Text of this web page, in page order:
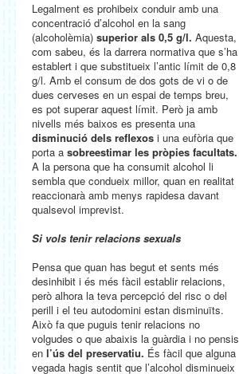
Legalment es prohibeix conduir amb una
concentració d’alcohol en la sang
(alcoholèmia) superior als 0,5 g/l. Aquesta,
com sabeu, és la darrera normativa que s’ha
establert i que substitueix l’antic límit de 0,8
g/l. Amb el consum de dos gots de vi o de
dues cerveses en un espai de temps breu,
es pot superar aquest límit. Però ja amb
nivells més baixos es presenta una
disminució dels reflexos i una eufòria que
porta a sobreestimar les pròpies facultats.
A la persona que ha consumit alcohol li
sembla que condueix millor, quan en realitat
reaccionarà amb menys rapidesa davant
qualsevol imprevist.
Si vols tenir relacions sexuals
Pensa que quan has begut et sents més
desinhibit i és més fàcil establir relacions,
però alhora la teva percepció del risc o del
perill i el teu autodomini estan disminuïts.
Això fa que puguis tenir relacions no
volgudes o que abaixis la guàrdia i no pensis
en l’ús del preservatiu. És fàcil que alguna
vegada hagis sentit que l’alcohol disminueix